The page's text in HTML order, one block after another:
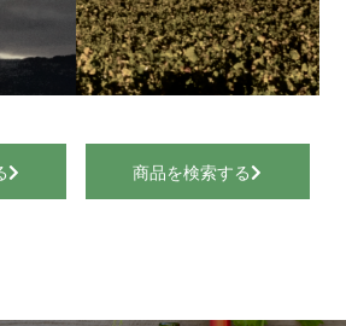
商品を検索する